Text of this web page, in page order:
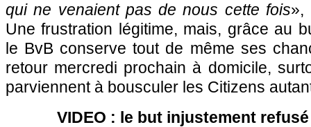
qui ne venaient pas de nous cette fois»,
Une frustration légitime, mais, grâce au
le BvB conserve tout de même ses
retour mercredi prochain à domicile,
parviennent à bousculer les Citizens
VIDEO : le but injustement